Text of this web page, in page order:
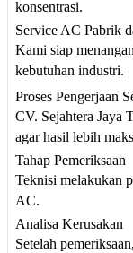
konsentrasi.
Service AC Pabrik
Kami siap
kebutuhan industri.
Proses Pengerjaan
CV. Sejahtera Jaya
agar hasil lebih
Tahap Pemeriksaan
Teknisi melakukan
AC.
Analisa Kerusakan
Setelah